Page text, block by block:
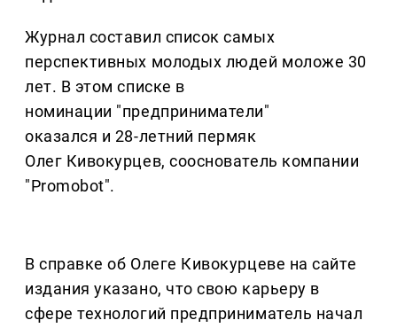
Журнал составил список самых
перспективных молодых людей моложе 30
лет. В этом списке в
номинации "предприниматели"
оказался и 28-летний пермяк
Олег Кивокурцев, сооснователь компании
"Promobot".
В справке об Олеге Кивокурцеве на сайте
издания указано, что свою карьеру в
сфере технологий предприниматель начал